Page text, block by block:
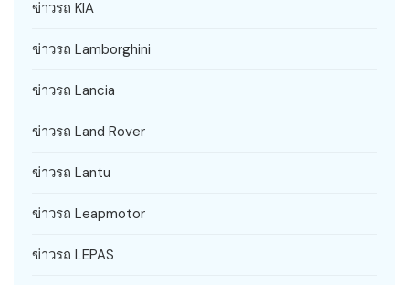
ข่าวรถ KIA
ข่าวรถ Lamborghini
ข่าวรถ Lancia
ข่าวรถ Land Rover
ข่าวรถ Lantu
ข่าวรถ Leapmotor
ข่าวรถ LEPAS